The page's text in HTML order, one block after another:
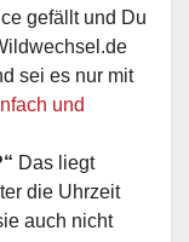
gefällt und Du
sei es nur mit
und
Das liegt
die Uhrzeit
auch nicht